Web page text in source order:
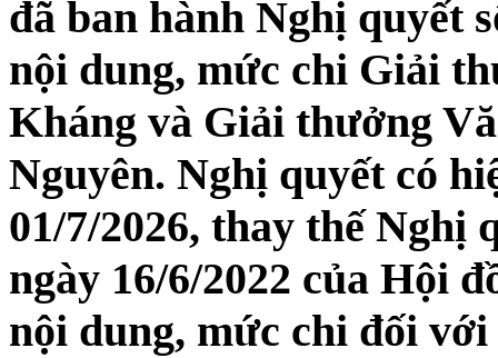
đã ban hành Nghị quyết
nội dung, mức chi Giải
Kháng và Giải thưởng
Nguyên. Nghị quyết có
01/7/2026, thay thế Nghị
ngày 16/6/2022 của Hội
nội dung, mức chi đối